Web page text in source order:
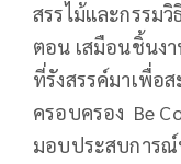
สรรไม้และกรรม
ตอน เสมือนชิ้นง
ที่รังสรรค์มาเพื่อ
ครอบครอง Be
มอบประสบการณ์